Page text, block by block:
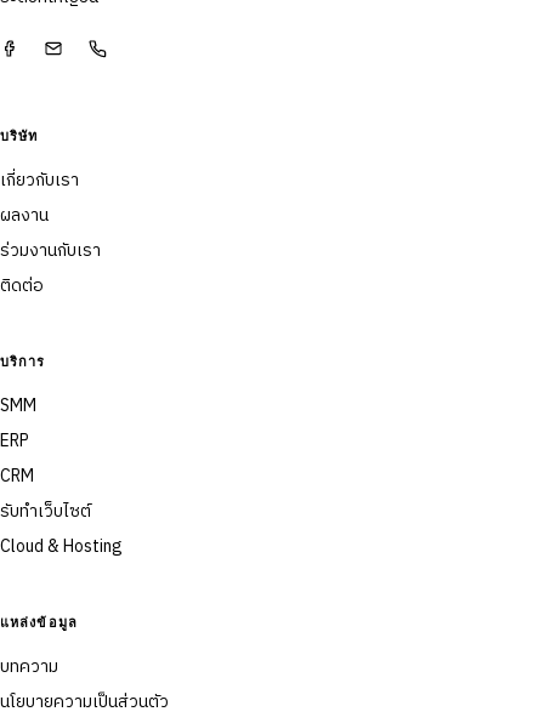
บริษัท
เกี่ยวกับเรา
ผลงาน
ร่วมงานกับเรา
ติดต่อ
บริการ
SMM
ERP
CRM
รับทำเว็บไซต์
Cloud & Hosting
แหล่งข้อมูล
บทความ
นโยบายความเป็นส่วนตัว